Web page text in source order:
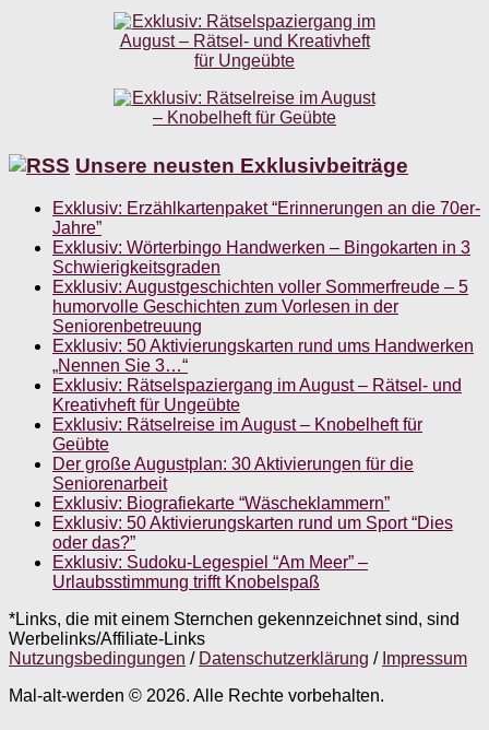
Unsere neusten Exklusivbeiträge
Exklusiv: Erzählkartenpaket “Erinnerungen an die 70er-
Jahre”
Exklusiv: Wörterbingo Handwerken – Bingokarten in 3
Schwierigkeitsgraden
Exklusiv: Augustgeschichten voller Sommerfreude – 5
humorvolle Geschichten zum Vorlesen in der
Seniorenbetreuung
Exklusiv: 50 Aktivierungskarten rund ums Handwerken
„Nennen Sie 3…“
Exklusiv: Rätselspaziergang im August – Rätsel- und
Kreativheft für Ungeübte
Exklusiv: Rätselreise im August – Knobelheft für
Geübte
Der große Augustplan: 30 Aktivierungen für die
Seniorenarbeit
Exklusiv: Biografiekarte “Wäscheklammern”
Exklusiv: 50 Aktivierungskarten rund um Sport “Dies
oder das?”
Exklusiv: Sudoku-Legespiel “Am Meer” –
Urlaubsstimmung trifft Knobelspaß
*Links, die mit einem Sternchen gekennzeichnet sind, sind
Werbelinks/Affiliate-Links
Nutzungsbedingungen / Datenschutzerklärung / Impressum
Mal-alt-werden © 2026. Alle Rechte vorbehalten.